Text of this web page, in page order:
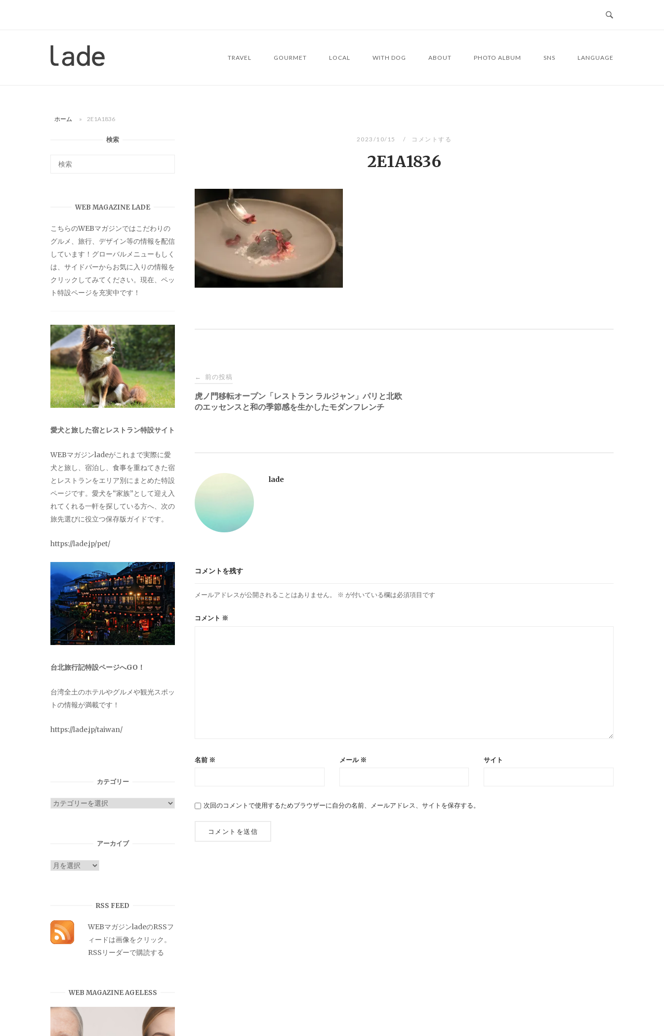
ー
TRAVEL GOURMET LOCAL WITH DOG ABOUT PHOTO ALBUM SNS LANGUAGE
ホーム » 2E1A1836
2023/10/15 コメントする
2E1A1836
投
稿
ゲ
ー
シ
ン
← 前の投稿
虎ノ門移転オープン「レストラン ラルジャン」パリと北欧
のエッセンスと和の季節感を生かしたモダンフレンチ
lade
コメントを残す
メールアドレスが公開されることはありません。 ※ が付いている欄は必須項目です
コメント ※
名前 ※ メール ※ サイト
次回のコメントで使用するためブラウザーに自分の名前、メールアドレス、サイトを保存する。
検索
WEB MAGAZINE LADE
こちらのWEBマガジンではこだわりの
グルメ、旅行、デザイン等の情報を配信
しています！グローバルメニューもしく
は、サイドバーからお気に入りの情報を
クリックしてみてください。現在、ペッ
ト特設ページを充実中です！
愛犬と旅した宿とレストラン特設サイト
WEBマガジンladeがこれまで実際に愛
犬と旅し、宿泊し、食事を重ねてきた宿
とレストランをエリア別にまとめた特設
ページです。愛犬を“家族”として迎え入
れてくれる一軒を探している方へ、次の
旅先選びに役立つ保存版ガイドです。
https://lade.jp/pet/
台北旅行記特設ページへGO！
台湾全土のホテルやグルメや観光スポッ
トの情報が満載です！
https://lade.jp/taiwan/
カテゴリー
カ
アーカイブ
ア
RSS FEED
WEBマガジンladeのRSSフ
ィードは画像をクリック。
RSSリーダーで購読する
WEB MAGAZINE AGELESS